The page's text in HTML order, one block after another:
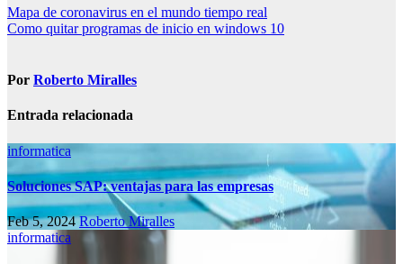
Navegación
de
Mapa de coronavirus en el mundo tiempo real
Como quitar programas de inicio en windows 10
Por Roberto Miralles
Entrada relacionada
informatica
Soluciones SAP: ventajas para las empresas
Feb 5, 2024Roberto Miralles
informatica